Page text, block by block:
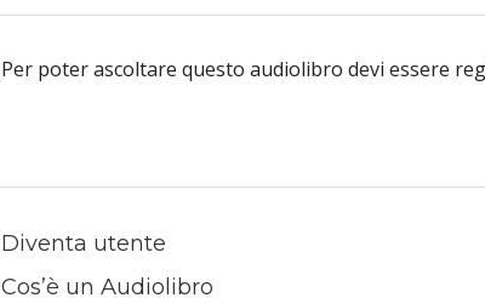
Per poter ascoltare questo audiolibro devi essere
Diventa utente
Cos’è un Audiolibro